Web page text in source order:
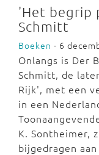
'Het begrip
Schmitt
Boeken - 6
Onlangs is Der
Schmitt, de
Rijk', met een
in een
K. Sontheimer,
bijgedragen